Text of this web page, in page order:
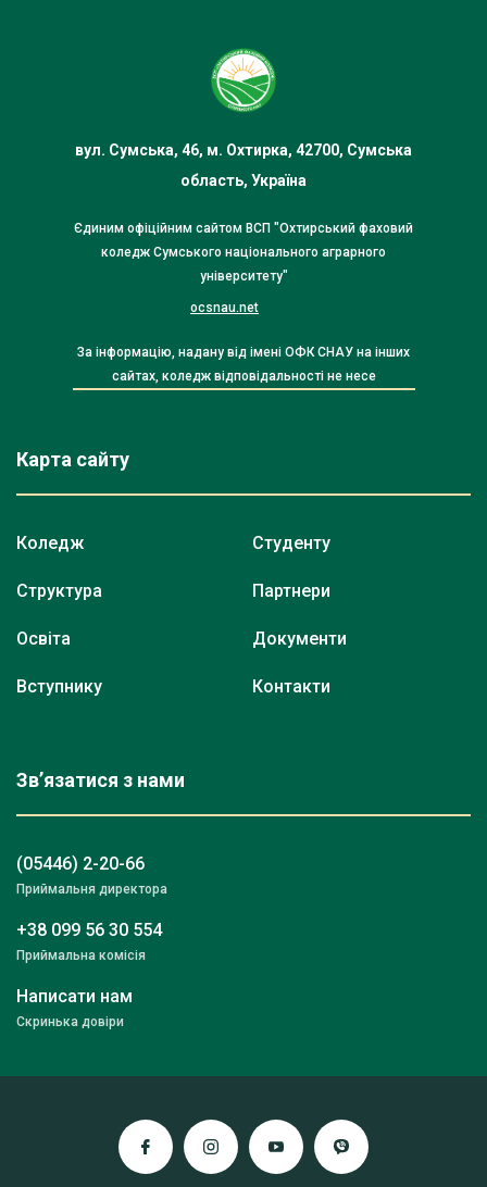
вул. Сумська, 46, м. Охтирка, 42700, Сумська
область, Україна
Єдиним офіційним сайтом ВСП "Охтирський фаховий
коледж Сумського національного аграрного
університету"
ocsnau.net
За інформацію, надану від імені ОФК СНАУ на інших
сайтах, коледж відповідальності не несе
Карта сайту
Коледж
Структура
Освіта
Вступнику
Студенту
Партнери
Документи
Контакти
Зв’язатися з нами
(05446) 2-20-66
Приймальня директора
+38 099 56 30 554
Приймальна комісія
Написати нам
Скринька довіри